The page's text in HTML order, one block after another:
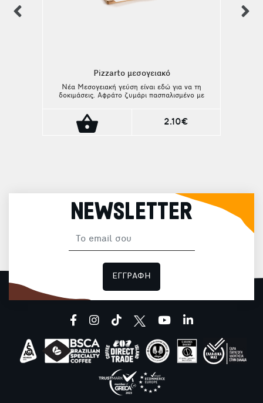
Pizzarto μεσογειακό
Νέα Μεσογειακή γεύση είναι εδώ για να τη
δοκιμάσεις. Αφράτο ζυμάρι πασπαλισμένο με
2.10€
NEWSLETTER
ΕΓΓΡΑΦΗ
facebook
instagram
tiktok youtubelinkedin